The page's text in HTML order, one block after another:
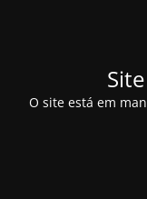
O site está em